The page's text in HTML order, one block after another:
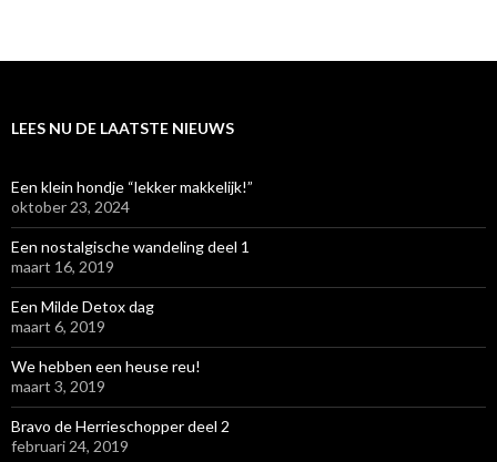
LEES NU DE LAATSTE NIEUWS
Een klein hondje “lekker makkelijk!”
oktober 23, 2024
Een nostalgische wandeling deel 1
maart 16, 2019
Een Milde Detox dag
maart 6, 2019
We hebben een heuse reu!
maart 3, 2019
Bravo de Herrieschopper deel 2
februari 24, 2019